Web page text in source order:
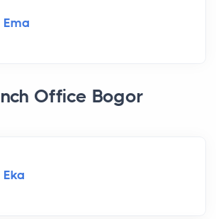
Ema
Office Bogor